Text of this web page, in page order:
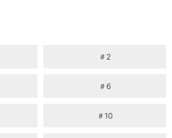
＃2
＃6
＃10